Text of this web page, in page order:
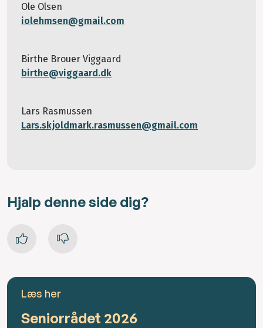
Ole Olsen
iolehmsen@gmail.com
Birthe Brouer Viggaard
birthe@viggaard.dk
Lars Rasmussen
Lars.skjoldmark.rasmussen@gmail.com
Hjalp denne side dig?
Læs her
Seniorrådet 2026